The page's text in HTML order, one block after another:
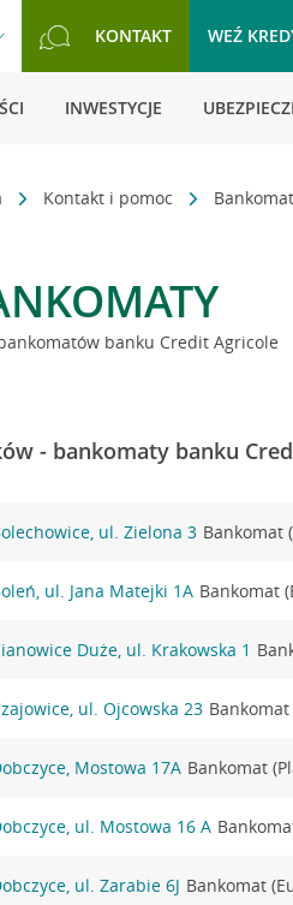
KONTAKT WEŹ
INWESTYCJE
Kontakt i pomoc Bankomat
banku Credit Agricole
- bankomaty banku
ul. Zielona 3 Bankomat
ul. Jana Matejki 1A Bankomat
Duże, ul. Krakowska 1
ul. Ojcowska 23
Mostowa 17A Bankomat
ul. Mostowa 16 A
ul. Zarabie 6J Bankomat